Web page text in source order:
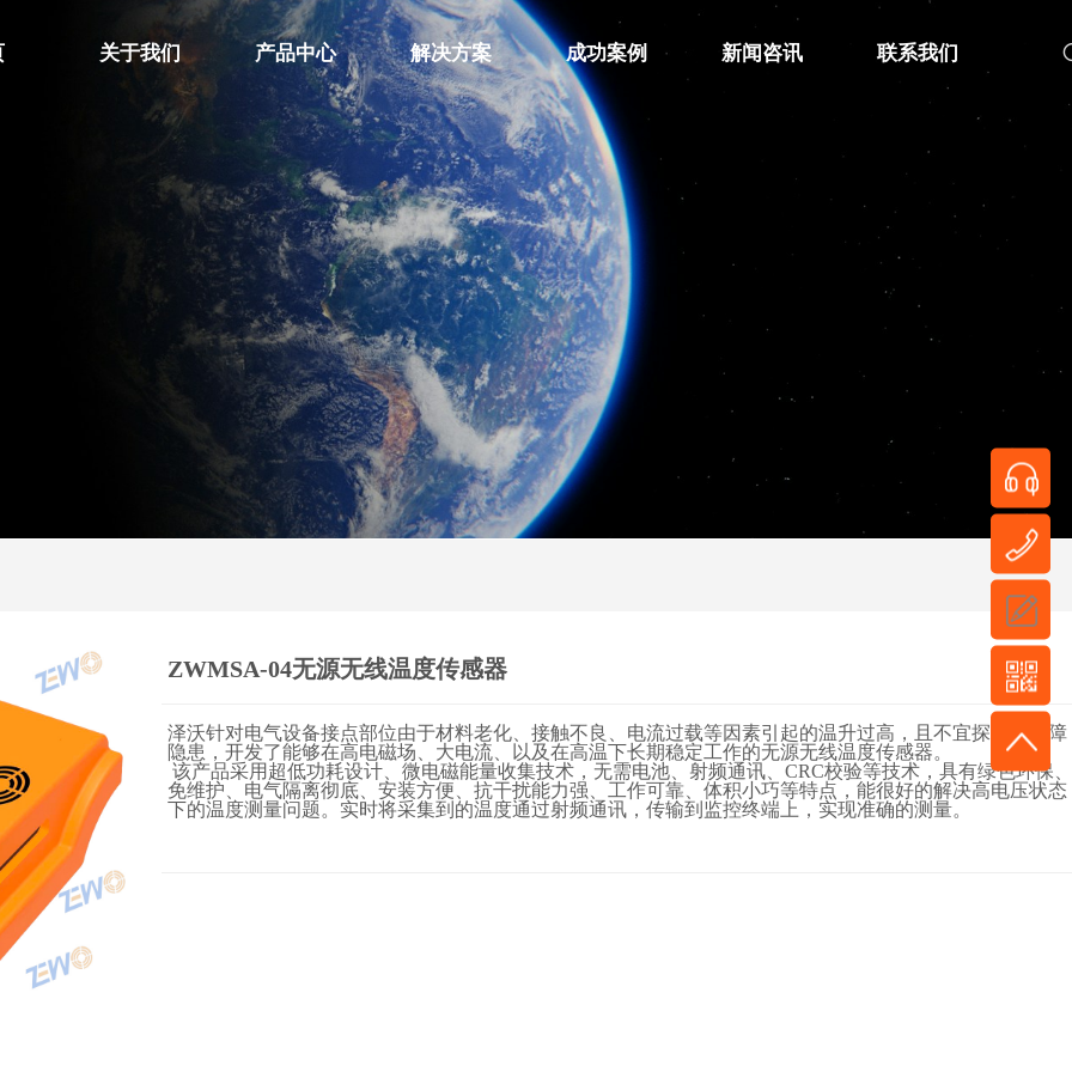
关于我们 产品中心 解决方案 成功案例 新闻咨讯 联系我们
ZWMSA-04无源无线温度传感器
泽沃针对电气设备接点部位由于材料老化、接触不良、电流过载等因素引起的温升过高，且不宜探测的故障
隐患，开发了能够在高电磁场、大电流、以及在高温下长期稳定工作的无源无线温度传感器。
该产品采用超低功耗设计、微电磁能量收集技术，无需电池、射频通讯、CRC校验等技术，具有绿色环保、
免维护、电气隔离彻底、安装方便、抗干扰能力强、工作可靠、体积小巧等特点，能很好的解决高电压状态
下的温度测量问题。实时将采集到的温度通过射频通讯，传输到监控终端上，实现准确的测量。